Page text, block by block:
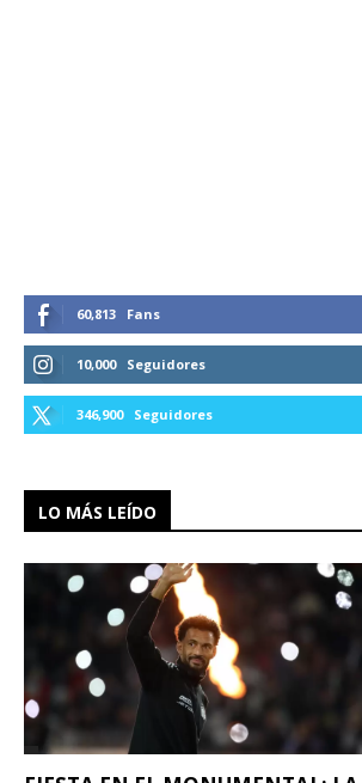
60,813 Fans
10,000 Seguidores
346,900 Seguidores
LO MÁS LEÍDO